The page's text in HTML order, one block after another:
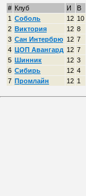
# Клуб И В
1 Соболь 12 10
2 Виктория 12 8
3 Сан Интербрю 12 7
4 ЦОП Авангард 12 7
5 Шинник 12 3
6 Сибирь 12 4
7 Промлайн 12 1